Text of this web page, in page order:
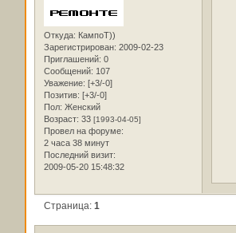
Откуда: КампоТ))
Зарегистрирован: 2009-02-23
Приглашений: 0
Сообщений: 107
Уважение: [+3/-0]
Позитив: [+3/-0]
Пол: Женский
Возраст: 33 [1993-04-05]
Провел на форуме:
2 часа 38 минут
Последний визит:
2009-05-20 15:48:32
Страница: 1